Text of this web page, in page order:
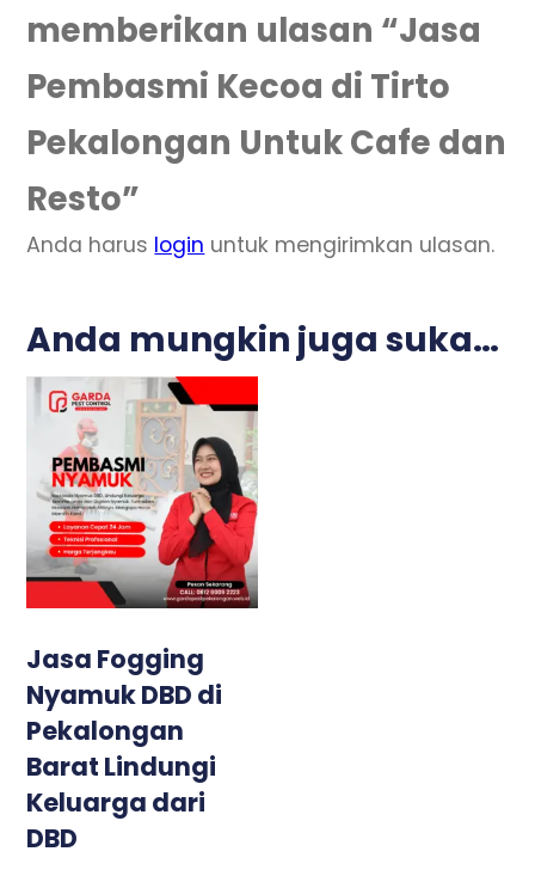
memberikan ulasan “Jasa
Pembasmi Kecoa di Tirto
Pekalongan Untuk Cafe dan
Resto”
Anda harus login untuk mengirimkan ulasan.
Anda mungkin juga suka…
Jasa Fogging
Nyamuk DBD di
Pekalongan
Barat Lindungi
Keluarga dari
DBD